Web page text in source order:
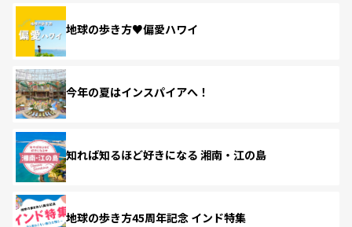
地球の歩き方♥偏愛ハワイ
今年の夏はインスパイアへ！
知れば知るほど好きになる 湘南・江の島
地球の歩き方45周年記念 インド特集